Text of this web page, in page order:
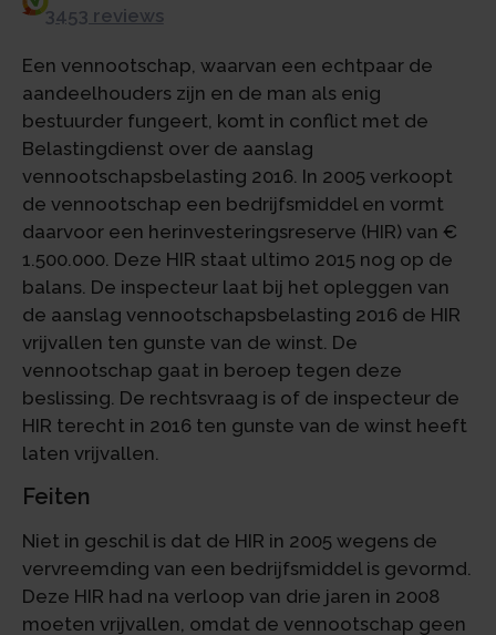
3453 reviews
Een vennootschap, waarvan een echtpaar de
aandeelhouders zijn en de man als enig
bestuurder fungeert, komt in conflict met de
Belastingdienst over de aanslag
vennootschapsbelasting 2016. In 2005 verkoopt
de vennootschap een bedrijfsmiddel en vormt
daarvoor een herinvesteringsreserve (HIR) van €
1.500.000. Deze HIR staat ultimo 2015 nog op de
balans. De inspecteur laat bij het opleggen van
de aanslag vennootschapsbelasting 2016 de HIR
vrijvallen ten gunste van de winst. De
vennootschap gaat in beroep tegen deze
beslissing. De rechtsvraag is of de inspecteur de
HIR terecht in 2016 ten gunste van de winst heeft
laten vrijvallen.
Feiten
Niet in geschil is dat de HIR in 2005 wegens de
vervreemding van een bedrijfsmiddel is gevormd.
Deze HIR had na verloop van drie jaren in 2008
moeten vrijvallen, omdat de vennootschap geen